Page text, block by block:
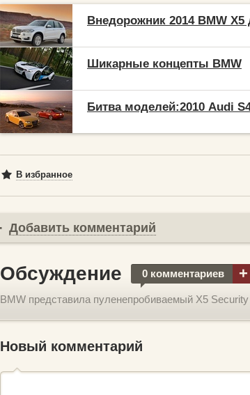
Внедорожник 2014 BMW
Шикарные концепты BMW
Битва моделей:2010 Audi
В избранное
Добавить комментарий
Обсуждение 0 комментариев +
BMW представила пуленепробиваемый X5
Новый комментарий